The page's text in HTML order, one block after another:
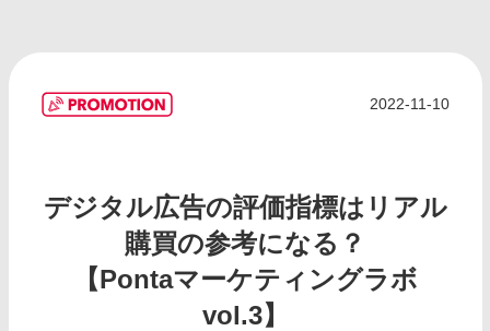
2022-11-10
デジタル広告の評価指標はリアル
購買の参考になる？
【Pontaマーケティングラボ
vol.3】